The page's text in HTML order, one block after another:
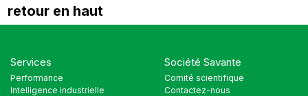
retour en haut
Services
Performance
Intelligence industrielle
Société Savante
Comité scientifique
Contactez-nous